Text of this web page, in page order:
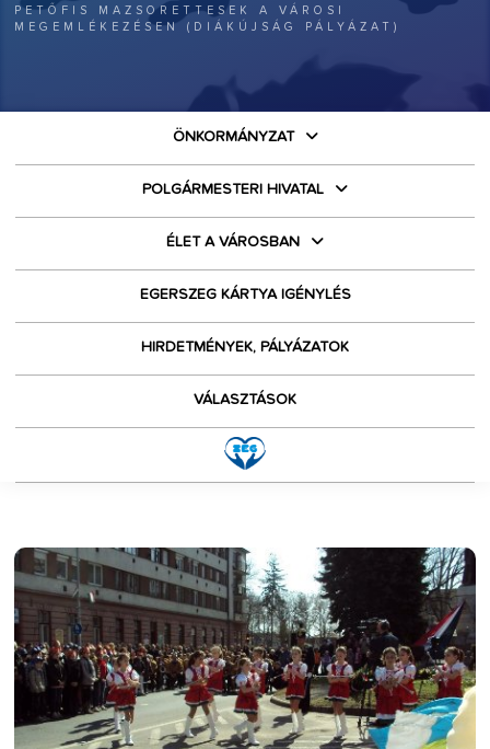
PETŐFIS MAZSORETTESEK A VÁROSI
MEGEMLÉKEZÉSEN (DIÁKÚJSÁG PÁLYÁZAT)
ÖNKORMÁNYZAT
POLGÁRMESTERI HIVATAL
ÉLET A VÁROSBAN
EGERSZEG KÁRTYA IGÉNYLÉS
HIRDETMÉNYEK, PÁLYÁZATOK
VÁLASZTÁSOK